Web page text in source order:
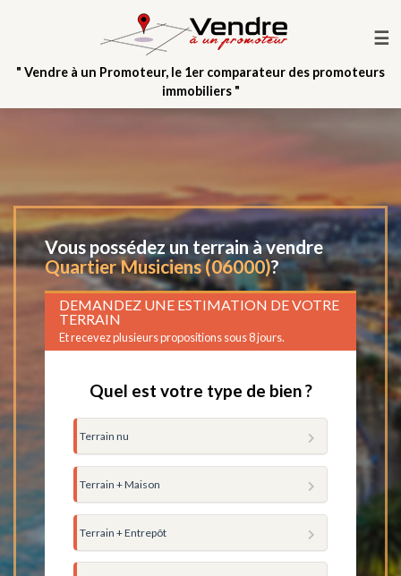
☰
" Vendre à un Promoteur, le 1er comparateur des promoteurs
immobiliers "
Vous possédez un terrain à vendre
Quartier Musiciens (06000)?
DEMANDEZ UNE ESTIMATION DE VOTRE
TERRAIN
Et recevez plusieurs propositions sous 8 jours.
Quel est votre type de bien ?
Terrain nu
Terrain + Maison
Terrain + Entrepôt